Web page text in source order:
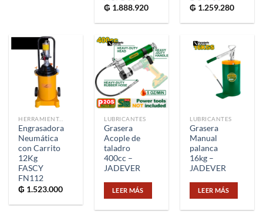
₲ 1.888.920
₲ 1.259.280
HERRAMIENTAS
Engrasadora
Neumática
con Carrito
12Kg
FASCY
FN112
₲ 1.523.000
LUBRICANTES
Grasera
Acople de
taladro
400cc –
JADEVER
LEER MÁS
LUBRICANTES
Grasera
Manual
palanca
16kg –
JADEVER
LEER MÁS